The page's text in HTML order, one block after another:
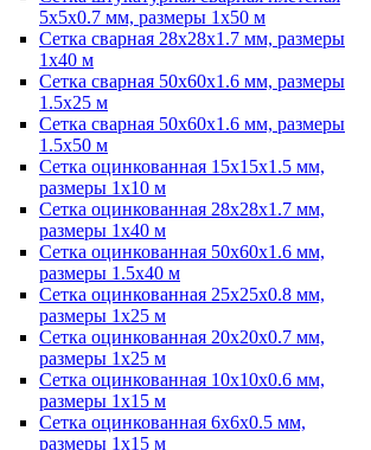
5х5х0.7 мм, размеры 1х50 м
Сетка сварная 28х28х1.7 мм, размеры
1х40 м
Сетка сварная 50х60х1.6 мм, размеры
1.5х25 м
Сетка сварная 50х60х1.6 мм, размеры
1.5х50 м
Сетка оцинкованная 15х15х1.5 мм,
размеры 1х10 м
Сетка оцинкованная 28х28х1.7 мм,
размеры 1х40 м
Сетка оцинкованная 50х60х1.6 мм,
размеры 1.5х40 м
Сетка оцинкованная 25х25х0.8 мм,
размеры 1х25 м
Сетка оцинкованная 20х20х0.7 мм,
размеры 1х25 м
Сетка оцинкованная 10х10х0.6 мм,
размеры 1х15 м
Сетка оцинкованная 6х6х0.5 мм,
размеры 1х15 м